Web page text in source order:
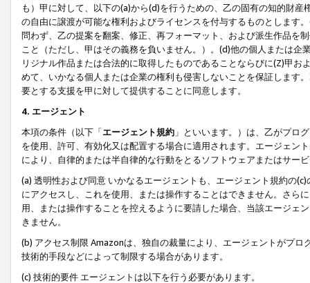
も）甲に対して、以下の(a)から(d)を行うための、乙の固有の知的財
の自由に譲渡が可能な権利およびライセンスを付与するものとします
問わず、乙の提案を翻案、修正、再フォーマット、および派生作品を
こと（ただし、甲はその義務を負いません。）。(d)他の個人または
リジナル作品または合法的に取得したものであることならびに(Z)甲
めて、いかなる個人または企業の権利も侵害しないことを保証します
要とする支援を甲に対して提供することに同意します。
4. エージェント
本項の条件（以下「エージェント規約 」といいます。）は、乙がプロ
を使用、許可、有効化又は配置する場合に適用されます。エージェン
により、自律的または半自律的な行動をとるソフトウェアまたはサー
(a) 透明性および同意 いかなるエージェントも、エージェント規約の
にアクセスし、これを使用、または操作することはできません。さら
用、または操作することを控えるように要請した場合、当該エージェ
きません。
(b) アクセス制限 Amazonは、独自の裁量により、エージェントがプ
技術的手段などによって制限する場合があります。
(c) 技術的要件 エージェントは以下を行う必要があります。